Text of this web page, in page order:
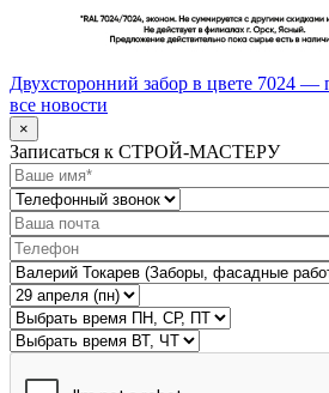
Двухсторонний забор в цвете 7024 —
все новости
×
Записаться к СТРОЙ-МАСТЕРУ